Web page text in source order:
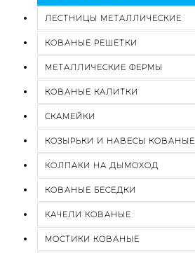
ЛЕСТНИЦЫ МЕТАЛЛИЧЕСКИЕ
КОВАНЫЕ РЕШЕТКИ
МЕТАЛЛИЧЕСКИЕ ФЕРМЫ
КОВАНЫЕ КАЛИТКИ
СКАМЕЙКИ
КОЗЫРЬКИ И НАВЕСЫ КОВАНЫЕ
КОЛПАКИ НА ДЫМОХОД
КОВАНЫЕ БЕСЕДКИ
КАЧЕЛИ КОВАНЫЕ
МОСТИКИ КОВАНЫЕ